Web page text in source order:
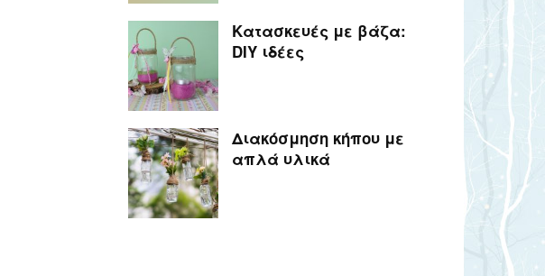
Κατασκευές με βάζα:
DIY ιδέες
Διακόσμηση κήπου με
απλά υλικά